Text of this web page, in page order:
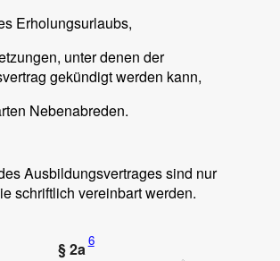
Erholungsurlaubs,
unter denen der
gekündigt werden kann,
Nebenabreden.
Ausbildungsvertrages sind nur
schriftlich vereinbart werden.
§ 2a6